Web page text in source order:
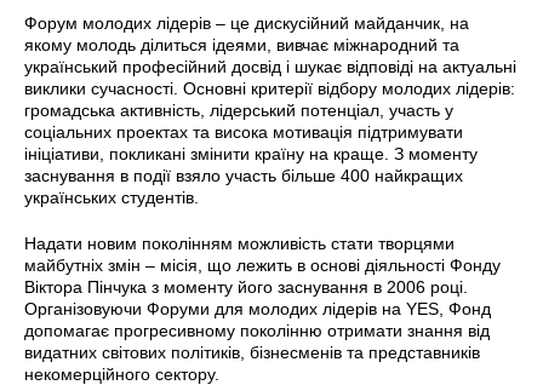
Форум молодих лідерів – це дискусійний майданчик, на
якому молодь ділиться ідеями, вивчає міжнародний та
український професійний досвід і шукає відповіді на актуальні
виклики сучасності. Основні критерії відбору молодих лідерів:
громадська активність, лідерський потенціал, участь у
соціальних проектах та висока мотивація підтримувати
ініціативи, покликані змінити країну на краще. З моменту
заснування в події взяло участь більше 400 найкращих
українських студентів.
Надати новим поколінням можливість стати творцями
майбутніх змін – місія, що лежить в основі діяльності Фонду
Віктора Пінчука з моменту його заснування в 2006 році.
Організовуючи Форуми для молодих лідерів на YES, Фонд
допомагає прогресивному поколінню отримати знання від
видатних світових політиків, бізнесменів та представників
некомерційного сектору.